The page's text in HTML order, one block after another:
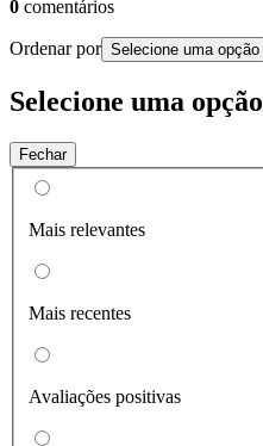
0 comentários
Ordenar por Selecione uma opção
Selecione uma opção
Fechar
Mais relevantes
Mais recentes
Avaliações positivas